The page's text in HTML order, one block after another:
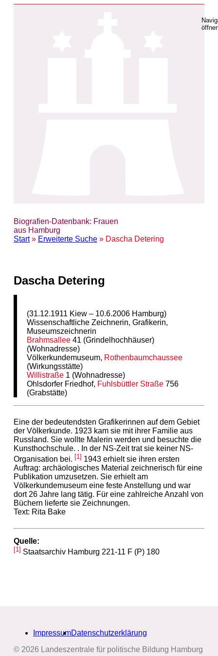
Biografien-Datenbank: Frauen
aus Hamburg
Start» Erweiterte Suche » Dascha Detering
Dascha Detering
(31.12.1911 Kiew – 10.6.2006 Hamburg)
Wissenschaftliche Zeichnerin, Grafikerin,
Museumszeichnerin
Brahmsallee 41 (Grindelhochhäuser)
(Wohnadresse)
Völkerkundemuseum, Rothenbaumchaussee
(Wirkungsstätte)
Willistraße 1 (Wohnadresse)
Ohlsdorfer Friedhof, Fuhlsbüttler Straße 756
(Grabstätte)
Eine der bedeutendsten Grafikerinnen auf dem Gebiet
der Völkerkunde. 1923 kam sie mit ihrer Familie aus
Russland. Sie wollte Malerin werden und besuchte die
Kunsthochschule. . In der NS-Zeit trat sie keiner NS-
Organisation bei. [1] 1943 erhielt sie ihren ersten
Auftrag: archäologisches Material zeichnerisch für eine
Publikation umzusetzen. Sie erhielt am
Völkerkundemuseum eine feste Anstellung und war
dort 26 Jahre lang tätig. Für eine zahlreiche Anzahl von
Büchern lieferte sie Zeichnungen.
Text: Rita Bake
Quelle:
[1] Staatsarchiv Hamburg 221-11 F (P) 180
ImpressumDatenschutzerklärung
© 2026 Landeszentrale für politische Bildung Hamburg